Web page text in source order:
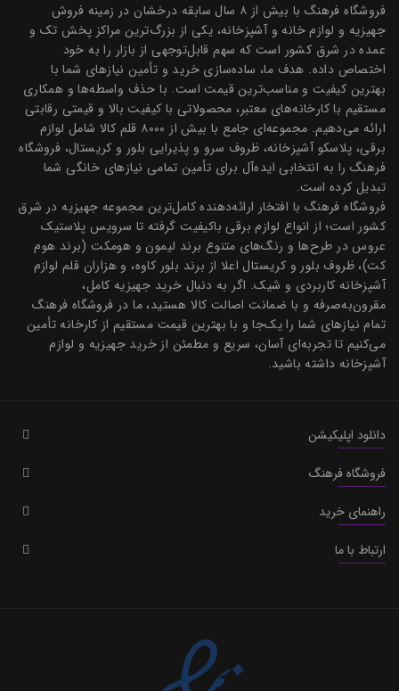
فروشگاه فرهنگ با بیش از ۸ سال سابقه درخشان در زمینه فروش
جهیزیه و لوازم خانه و آشپزخانه، یکی از بزرگ‌ترین مراکز پخش تک و
عمده در شرق کشور است که سهم قابل‌توجهی از بازار را به خود
اختصاص داده. هدف ما، ساده‌سازی خرید و تأمین نیازهای شما با
بهترین کیفیت و مناسب‌ترین قیمت است. با حذف واسطه‌ها و همکاری
مستقیم با کارخانه‌های معتبر، محصولاتی با کیفیت بالا و قیمتی رقابتی
ارائه می‌دهیم. مجموعه‌ای جامع با بیش از ۸۰۰۰ قلم کالا شامل لوازم
برقی، پلاسکو آشپزخانه، ظروف سرو و پذیرایی بلور و کریستال، فروشگاه
فرهنگ را به انتخابی ایده‌آل برای تأمین تمامی نیازهای خانگی شما
تبدیل کرده است.
فروشگاه فرهنگ با افتخار ارائه‌دهنده کامل‌ترین مجموعه جهیزیه در شرق
کشور است؛ از انواع لوازم برقی باکیفیت گرفته تا سرویس پلاستیک
عروس در طرح‌ها و رنگ‌های متنوع برند لیمون و هومکت (برند هوم
کت)، ظروف بلور و کریستال اعلا از برند بلور کاوه، و هزاران قلم لوازم
آشپزخانه کاربردی و شیک. اگر به دنبال خرید جهیزیه کامل،
مقرون‌به‌صرفه و با ضمانت اصالت کالا هستید، ما در فروشگاه فرهنگ
تمام نیازهای شما را یک‌جا و با بهترین قیمت مستقیم از کارخانه تأمین
می‌کنیم تا تجربه‌ای آسان، سریع و مطمئن از خرید جهیزیه و لوازم
آشپزخانه داشته باشید.
دانلود اپلیکیشن
فروشگاه فرهنگ
راهنمای خرید
ارتباط با ما